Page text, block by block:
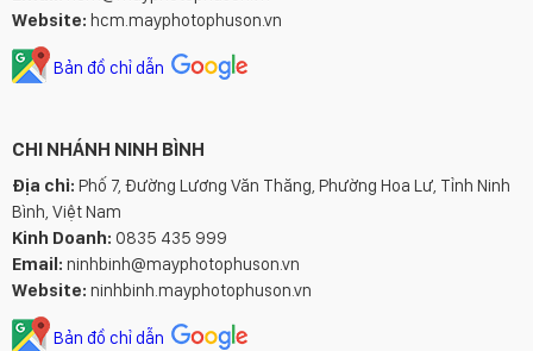
Website: hcm.mayphotophuson.vn
Bản đồ chỉ dẫn
CHI NHÁNH NINH BÌNH
Địa chỉ: Phố 7, Đường Lương Văn Thăng, Phường Hoa Lư, Tỉnh Ninh
Bình, Việt Nam
Kinh Doanh: 0835 435 999
Email: ninhbinh@mayphotophuson.vn
Website: ninhbinh.mayphotophuson.vn
Bản đồ chỉ dẫn